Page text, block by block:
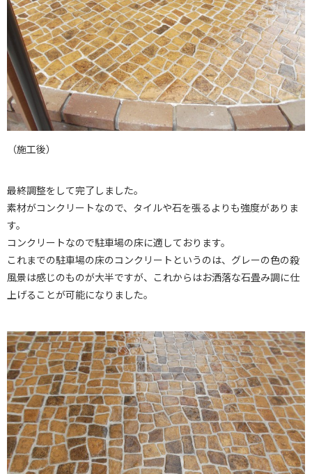
（施工後）
最終調整をして完了しました。
素材がコンクリートなので、タイルや石を張るよりも強度がありま
す。
コンクリートなので駐車場の床に適しております。
これまでの駐車場の床のコンクリートというのは、グレーの色の殺
風景は感じのものが大半ですが、これからはお洒落な石畳み調に仕
上げることが可能になりました。